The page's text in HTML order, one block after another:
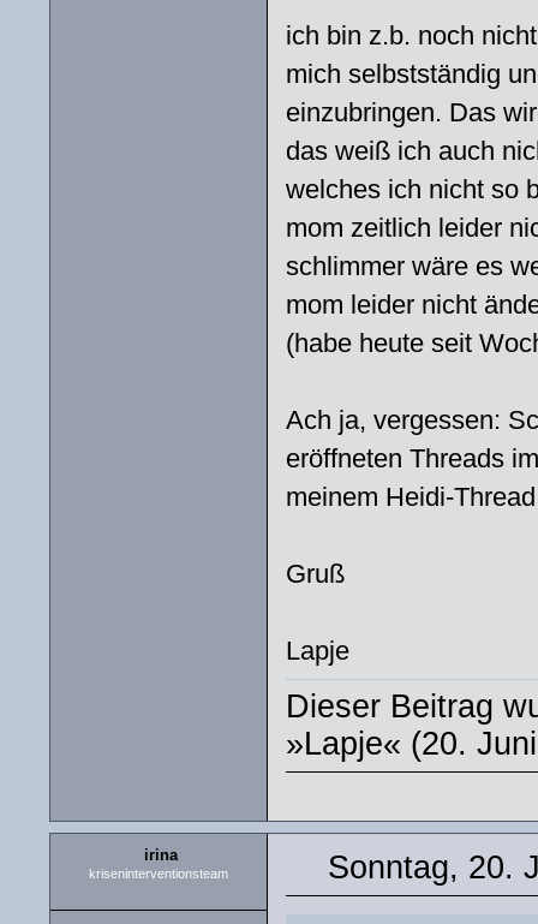
ich bin z.b. noch
mich selbstständig
einzubringen. Das
das weiß ich auch
welches ich nicht so
mom zeitlich leider
schlimmer wäre es
mom leider nicht
(habe heute seit
Ach ja, vergessen:
eröffneten Threads
meinem Heidi-
Gruß
Lapje
Dieser Beitrag
»Lapje« (20.
irina
kriseninterventionsteam Sonntag, 20.